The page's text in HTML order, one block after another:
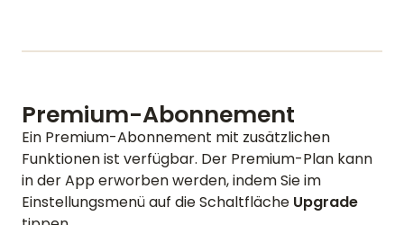
Premium-Abonnement
Ein Premium-Abonnement mit zusätzlichen
Funktionen ist verfügbar. Der Premium-Plan kann
in der App erworben werden, indem Sie im
Einstellungsmenü auf die Schaltfläche Upgrade